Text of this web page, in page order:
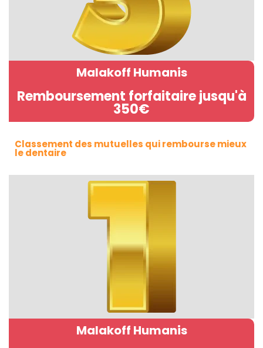
Malakoff Humanis
Remboursement forfaitaire jusqu'à
350€
Classement des mutuelles qui rembourse mieux
le dentaire
Malakoff Humanis